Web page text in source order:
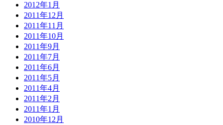
2012年1月
2011年12月
2011年11月
2011年10月
2011年9月
2011年7月
2011年6月
2011年5月
2011年4月
2011年2月
2011年1月
2010年12月